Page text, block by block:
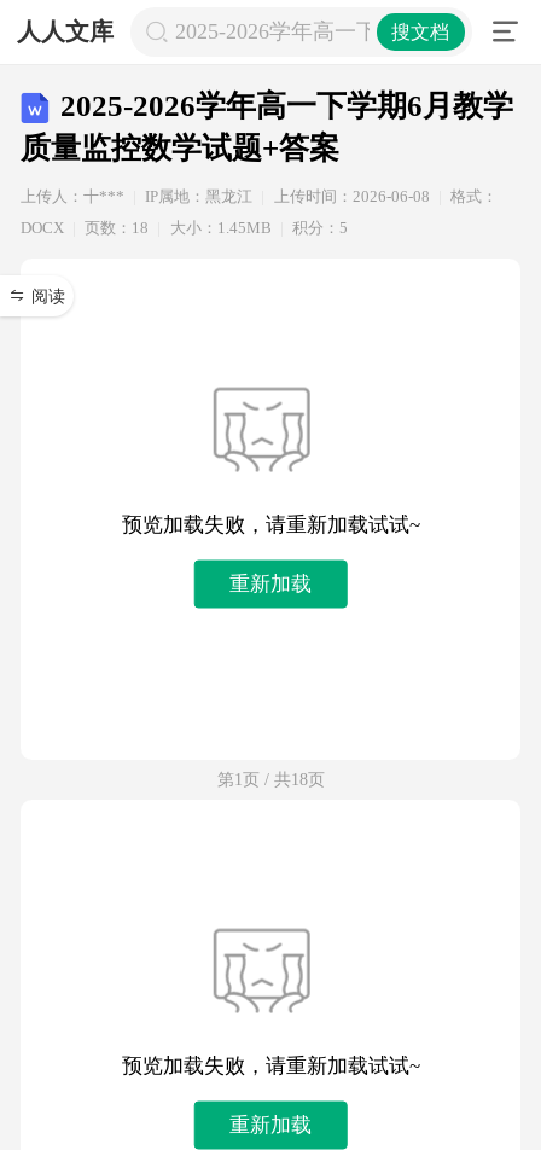
人人文库 2025-2026学年高一下学期6月教学质
搜文档
2025-2026学年高一下学期6月教学
质量监控数学试题+答案
上传人：十*** IP属地：黑龙江 上传时间：2026-06-08
格式：
DOCX
页数：18 大小：1.45MB 积分：5
阅读
预览加载失败，请重新加载试试~
重新加载
第1页 / 共18页
预览加载失败，请重新加载试试~
重新加载